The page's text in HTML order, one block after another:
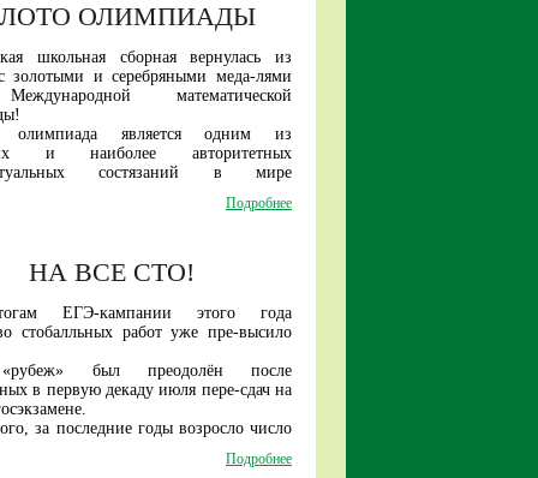
МПГУ.
текущего года в эксперименте
уже 17 вузов.
шесть вузов проекта в этому году
студентов уже только на новые
про-граммы.
новой модели высшего образо-вания
студента в один этап (быть
на рынке труда без доучивания
отделения университе-тов-
более 40 тысяч абитуриентов.
ОЛИМПИАДЫ
школьная сборная вернулась из
золотыми и серебряными меда-лями
математической
олимпиада является одним из
и наиболее авторитетных
состязаний в мире
среди участников из более чем 100
Подробнее
НА ВСЕ СТО!
ЕГЭ-кампании этого года
стобалльных работ уже пре-высило
был преодолён после
в первую декаду июля пере-сдач на
за последние годы возросло число
Подробнее